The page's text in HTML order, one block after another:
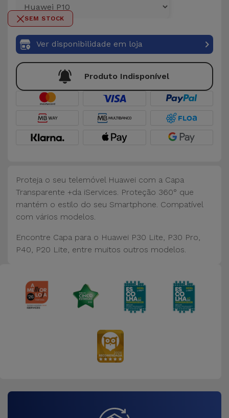
Outras
Marcas
Ver
tudo
para
Telemóvel
Gadgets
Carteiras,
Bolsas e
Malas
e Acessórios
Mobilidade,
Auto e
Computador
Acessórios
Ver
SEM STOCK
Ver disponibilidade em loja
Produto Indisponível
Proteja o seu telemóvel Huawei com a Capa
Transparente +da iServices. Proteção 360° que
mantém o estilo do seu Smartphone. Compatível
com vários modelos.
Encontre Capa para o Huawei P30 Lite, P30 Pro,
P40, P20 Lite, entre muitos outros modelos.